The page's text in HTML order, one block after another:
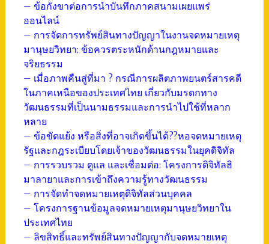
– ข้อกังขาต่อการนำบันทึกภาคสนามเผยแพร่
ออนไลน์
– การจัดการทรัพย์สินทางปัญญาในงานจดหมายเหตุ
มานุษยวิทยา: ข้อควรตระหนักด้านกฎหมายและ
จริยธรรม
– เมื่อภาพคืนสู่ที่มา ? กรณีการผลิตภาพยนตร์สารคดี
ในภาคเหนือของประเทศไทย เกี่ยวกับมรดกทาง
วัฒนธรรมที่เป็นนามธรรมและการนำไปใช้ที่หลาก
หลาย
– ข้อขัดแย้ง หรือสิ่งที่อาจเกิดขึ้นได้??หอจดหมายเหตุ
รัฐและกฎระเบียบโดยเจ้าของวัฒนธรรมในยุคดิจิทัล
– การรวบรวม ดูแล และเชื่อมต่อ: โครงการดิจิทัลฮิ
มาลายาและการเข้าถึงความรู้ทางวัฒนธรรม
– การจัดทำจดหมายเหตุดิจิทัลส่วนบุคคล
– โครงการฐานข้อมูลจดหมายเหตุมานุษยวิทยาใน
ประเทศไทย
– ลิขสิทธิ์และทรัพย์สินทางปัญญากับจดหมายเหตุ